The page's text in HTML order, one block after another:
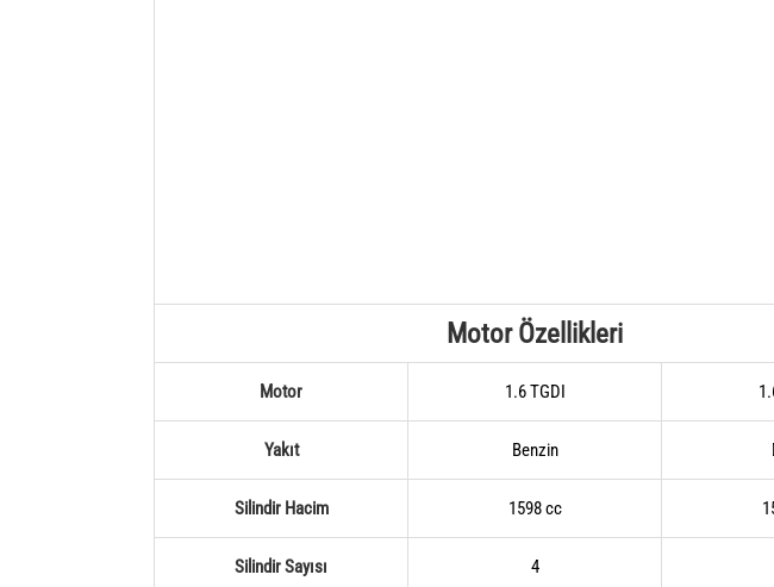
Motor Özellikleri
Motor 1.6 TGDI
Yakıt Benzin
Silindir Hacim 1598 cc
Silindir Sayısı 4